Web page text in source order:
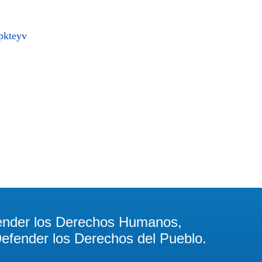
los Derechos Humanos,
los Derechos del Pueblo.